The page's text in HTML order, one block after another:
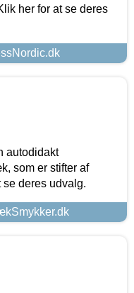
her for at se deres
autodidakt
som er stifter af
deres udvalg.